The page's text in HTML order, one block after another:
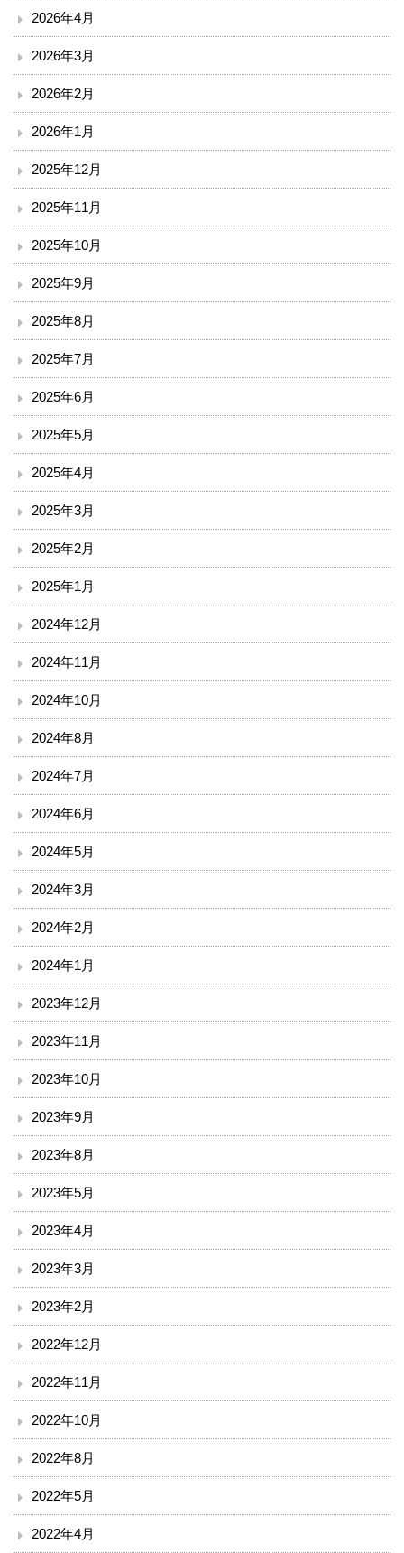
リハビリテーション
放射線科
栄養課
臨床工学技術課
医療安全推進室
診療
入院のご案内
小児科を受診される方へ
外来診療表
休診案内
内科
循環器内科
透析外科
呼吸器内科
小児科
外科
脳神経外科
皮膚科
産婦人科
眼科
耳鼻咽喉科
漢方・疼痛緩和科
麻酔科
ドック・健診
地域連携・相談
入退院支援センター
地域医療連携室
患者相談窓口
赤十字講習・講演会等のお知らせ
2026年4月
2026年3月
2026年2月
2026年1月
2025年12月
2025年11月
2025年10月
2025年9月
2025年8月
2025年7月
2025年6月
2025年5月
2025年4月
2025年3月
2025年2月
2025年1月
2024年12月
2024年11月
2024年10月
2024年8月
2024年7月
2024年6月
2024年5月
2024年3月
2024年2月
2024年1月
2023年12月
2023年11月
2023年10月
2023年9月
2023年8月
2023年5月
2023年4月
2023年3月
2023年2月
2022年12月
2022年11月
2022年10月
2022年8月
2022年5月
2022年4月